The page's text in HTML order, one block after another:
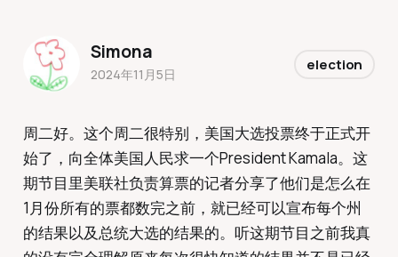
周二好。这个周二很特别，美国大选投票终于正式开
始了，向全体美国人民求一个President Kamala。这
期节目里美联社负责算票的记者分享了他们是怎么在
1月份所有的票都数完之前，就已经可以宣布每个州
的结果以及总统大选的结果的。听这期节目之前我真
Simona
2024年11月5日
election